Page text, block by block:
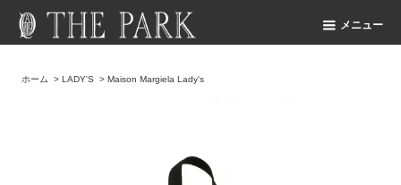
メニュー
ホーム >LADY'S >Maison Margiela Lady's